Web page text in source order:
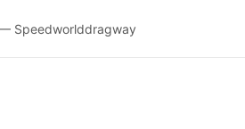
Speedworlddragway